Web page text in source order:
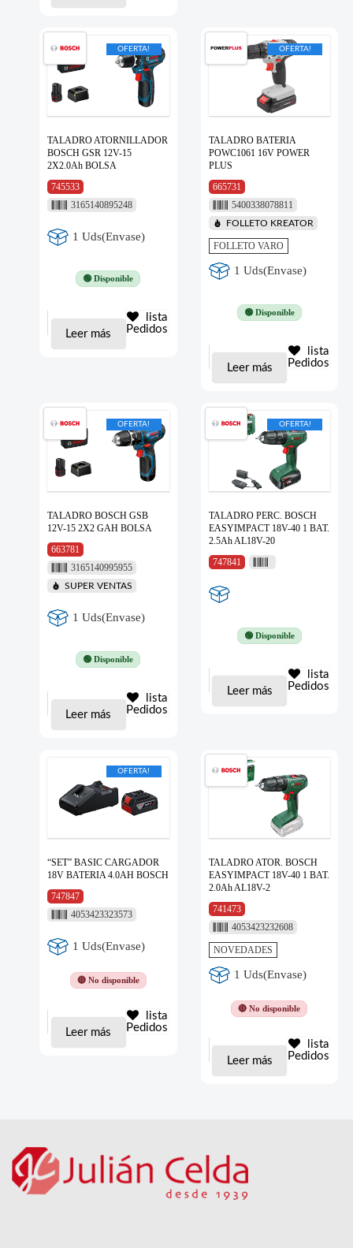
OFERTA!
TALADRO ATORNILLADOR
BOSCH GSR 12V-15
2X2.0Ah BOLSA
745533
3165140895248
1 Uds(Envase)
🟢 Disponible
Leer más
lista
Pedidos
OFERTA!
TALADRO BATERIA
POWC1061 16V POWER
PLUS
665731
5400338078811
FOLLETO KREATOR
FOLLETO VARO
1 Uds(Envase)
🟢 Disponible
Leer más
lista
Pedidos
OFERTA!
TALADRO BOSCH GSB
12V-15 2X2 GAH BOLSA
663781
3165140995955
SUPER VENTAS
1 Uds(Envase)
🟢 Disponible
Leer más
lista
Pedidos
OFERTA!
TALADRO PERC. BOSCH
EASYIMPACT 18V-40 1 BAT.
2.5Ah AL18V-20
747841
🟢 Disponible
Leer más
lista
Pedidos
OFERTA!
“SET” BASIC CARGADOR
18V BATERIA 4.0AH BOSCH
747847
4053423323573
1 Uds(Envase)
🔴 No disponible
Leer más
lista
Pedidos
TALADRO ATOR. BOSCH
EASYIMPACT 18V-40 1 BAT.
2.0Ah AL18V-2
741473
4053423232608
NOVEDADES
1 Uds(Envase)
🔴 No disponible
Leer más
lista
Pedidos